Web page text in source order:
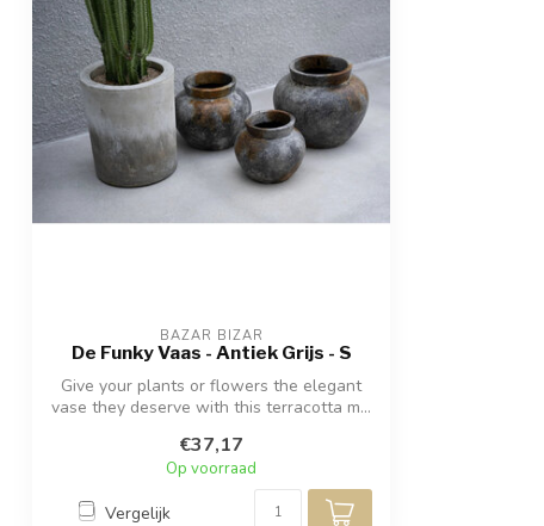
BAZAR BIZAR
De Funky Vaas - Antiek Grijs - S
Give your plants or flowers the elegant
vase they deserve with this terracotta m...
€37,17
Op voorraad
Vergelijk